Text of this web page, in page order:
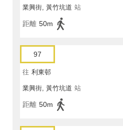
業興街, 黃竹坑道 站
距離 50m
97
往 利東邨
業興街, 黃竹坑道 站
距離 50m